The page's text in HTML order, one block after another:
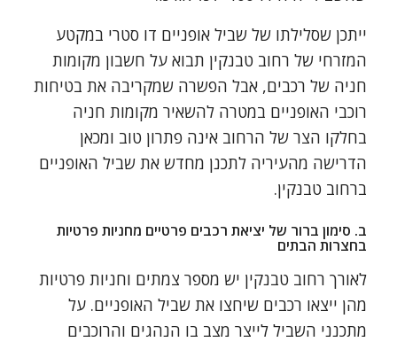
ייתכן שסלילתו של שביל אופניים דו סטרי במקטע
המזרחי של רחוב טבנקין תבוא על חשבון מקומות
חניה של רכבים, אבל הפשרה שמקריבה את בטיחות
רוכבי האופניים במטרה להשאיר מקומות חניה
בחלקו הצר של הרחוב אינה פתרון טוב ומכאן
הדרישה מהעיריה לתכנן מחדש את שביל האופניים
ברחוב טבנקין.
ב. סימון ברור של יציאת רכבים פרטיים מחניות פרטיות
בחצרות הבתים
לאורך רחוב טבנקין יש מספר צמתים וחניות פרטיות
מהן ייצאו רכבים שיחצו את שביל האופניים. על
מתכנני השביל לייצר מצב בו הנהגים והרוכבים